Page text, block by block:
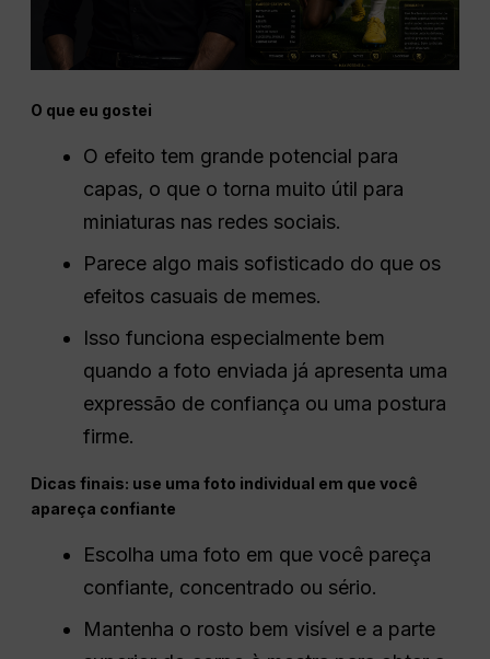
O que eu gostei
O efeito tem grande potencial para
capas, o que o torna muito útil para
miniaturas nas redes sociais.
Parece algo mais sofisticado do que os
efeitos casuais de memes.
Isso funciona especialmente bem
quando a foto enviada já apresenta uma
expressão de confiança ou uma postura
firme.
Dicas finais: use uma foto individual em que você
apareça confiante
Escolha uma foto em que você pareça
confiante, concentrado ou sério.
Mantenha o rosto bem visível e a parte